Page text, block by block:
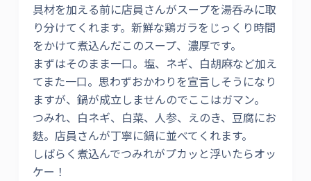
具材を加える前に店員さんがスープを湯呑みに取
り分けてくれます。新鮮な鶏ガラをじっくり時間
をかけて煮込んだこのスープ、濃厚です。
まずはそのまま一口。塩、ネギ、白胡麻など加え
てまた一口。思わずおかわりを宣言しそうになり
ますが、鍋が成立しませんのでここはガマン。
つみれ、白ネギ、白菜、人参、えのき、豆腐にお
麩。店員さんが丁寧に鍋に並べてくれます。
しばらく煮込んでつみれがプカッと浮いたらオッ
ケー！